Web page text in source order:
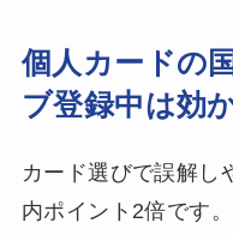
個人カードの
ブ登録中は効
カード選びで誤解し
内ポイント2倍です